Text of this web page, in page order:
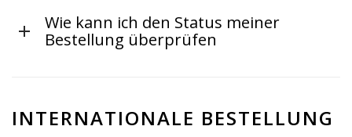
Wie kann ich den Status meiner
Bestellung überprüfen
INTERNATIONALE BESTELLUNG